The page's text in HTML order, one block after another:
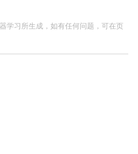
学习所生成，如有任何问题，可在页